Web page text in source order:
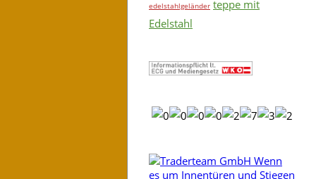
aber das Produkt nicht Ihren Wünschen entspricht!
und noch vieles mehr !
edelstahlgeländer teppe mit
Edelstahl